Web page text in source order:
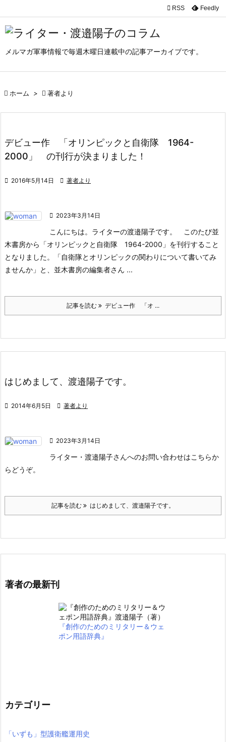
メルマガ軍事情報で毎週木曜日連載中の記事アーカイブです。

 RSS Feedly
 ホーム >  著者より
デビュー作 「オリンピックと自衛隊 1964-
2000」 の刊行が決まりました！
 2016年5月14日  著者より
 2023年3月14日
こんにちは。ライターの渡邉陽子です。
このたび並
木書房から「オリンピックと自衛隊 1964-2000」を刊行すること
となりました。
「自衛隊とオリンピックの関わりについて書いてみ
ませんか」と、並木書房の編集者さん ...
記事を読む デビュー作 「オ ...
はじめまして、渡邉陽子です。
 2014年6月5日  著者より
 2023年3月14日
ライター・渡邉陽子さんへのお問い合わせはこちらか
らどうぞ。
記事を読む はじめまして、渡邉陽子です。
著者の最新刊
『創作のためのミリタリー＆ウェ
ポン用語辞典』
カテゴリー
「いずも」型護衛艦運用史